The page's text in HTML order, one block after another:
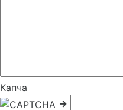
Капча
→